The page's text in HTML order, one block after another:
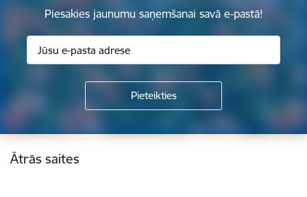
Piesakies jaunumu saņemšanai savā e-pastā!
Kājene
Ātrās saites